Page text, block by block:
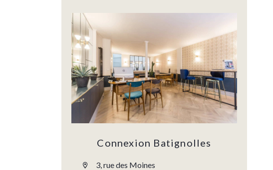
Connexion Batignolles
3, rue des Moines